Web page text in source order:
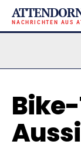
NACHRICHTEN AUS